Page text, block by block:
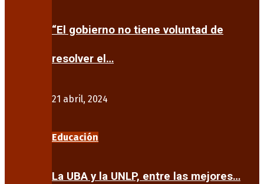
“El gobierno no tiene voluntad de
resolver el…
21 abril, 2024
Educación
La UBA y la UNLP, entre las mejores…